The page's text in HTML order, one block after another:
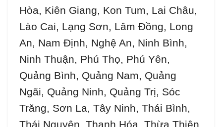
Hòa, Kiên Giang, Kon Tum, Lai Châu,
Lào Cai, Lạng Sơn, Lâm Đồng, Long
An, Nam Định, Nghệ An, Ninh Bình,
Ninh Thuận, Phú Thọ, Phú Yên,
Quảng Bình, Quảng Nam, Quảng
Ngãi, Quảng Ninh, Quảng Trị, Sóc
Trăng, Sơn La, Tây Ninh, Thái Bình,
Thái Nguyên, Thanh Hóa, Thừa Thiên